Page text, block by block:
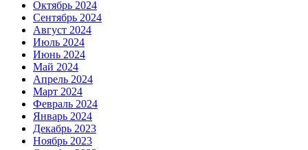
Октябрь 2024
Сентябрь 2024
Август 2024
Июль 2024
Июнь 2024
Май 2024
Апрель 2024
Март 2024
Февраль 2024
Январь 2024
Декабрь 2023
Ноябрь 2023